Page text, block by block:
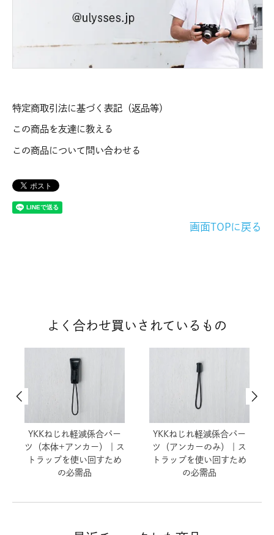
特定商取引法に基づく表記（返品等）
この商品を友達に教える
この商品について問い合わせる
画面TOPに戻る
よく合わせ買いされているもの
YKKねじれ軽減係合パー
ツ（本体+アンカー）｜ス
トラップを使い回すため
の必需品
YKKねじれ軽減係合パー
ツ（アンカーのみ）｜ス
トラップを使い回すため
の必需品